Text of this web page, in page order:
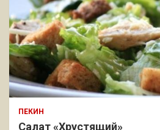
ПЕКИН
Салат «Хрустящий»